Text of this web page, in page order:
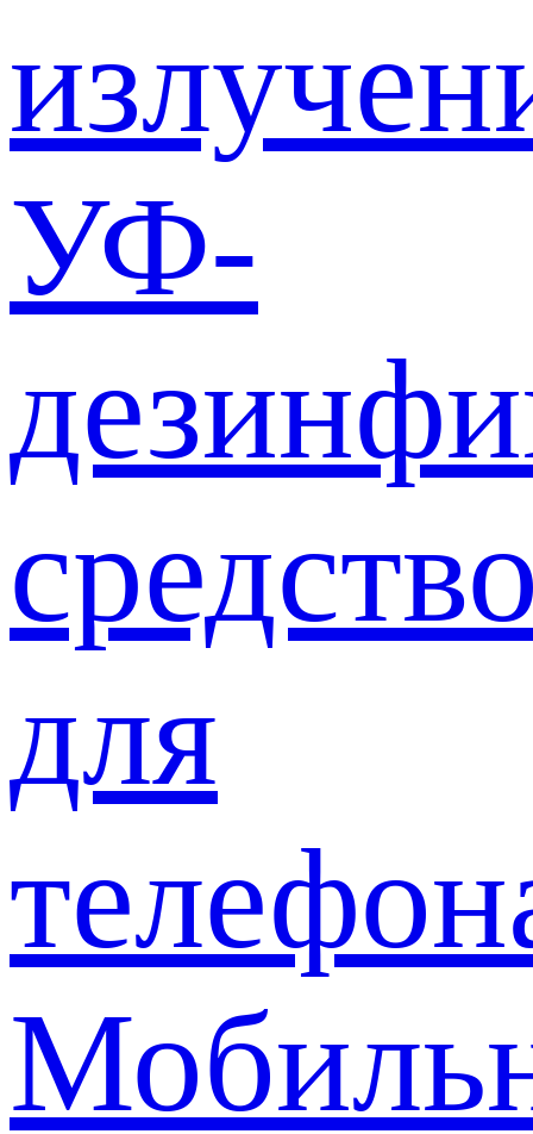
УФ-
для